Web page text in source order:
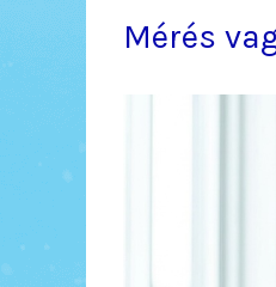
Mérés